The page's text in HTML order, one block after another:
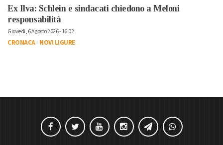
Ex Ilva: Schlein e sindacati chiedono a Meloni
responsabilità
Giovedì, 6 Agosto 2026 - 16:02
CRONACA-NOVI LIGURE